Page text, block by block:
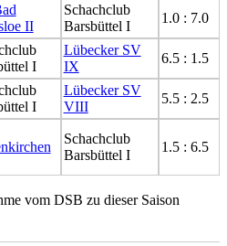
II
Schachclub
Barsbüttel I
1.0 : 7.0
I
Lübecker SV
IX
6.5 : 1.5
I
Lübecker SV
VIII
5.5 : 2.5
Schachclub
Barsbüttel I
1.5 : 6.5
vom DSB zu dieser Saison